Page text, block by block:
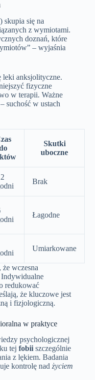
skupia się na
z wymiotami.
doznań, które
– wyjaśnia
leki anksjolityczne.
fizyczne
w terapii. Ważne
suchość w ustach
Skutki
uboczne
Brak
Łagodne
Umiarkowane
wczesna
Indywidualne
redukować
że kluczowe jest
i fizjologiczną.
w praktyce
psychologicznej
tej fobii szczególnie
z lękiem. Badania
kontrolę nad życiem